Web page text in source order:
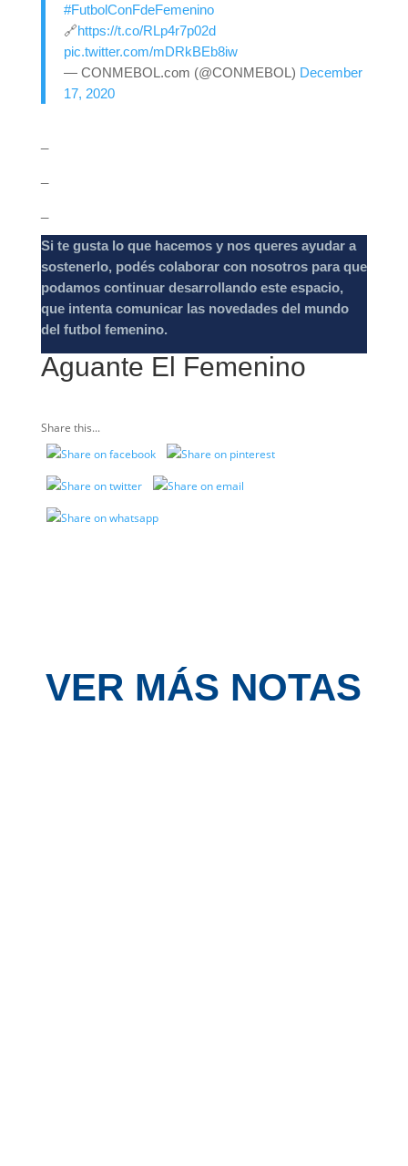
#FutbolConFdeFemenino
🔗https://t.co/RLp4r7p02d
pic.twitter.com/mDRkBEb8iw
— CONMEBOL.com (@CONMEBOL) December
17, 2020
Si te gusta lo que hacemos y nos queres ayudar a
sostenerlo, podés colaborar con nosotros para que
podamos continuar desarrollando este espacio,
que intenta comunicar las novedades del mundo
del futbol femenino.
Aguante El Femenino
Share this...
VER MÁS NOTAS